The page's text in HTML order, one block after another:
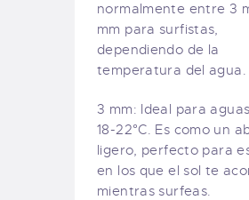
normalmente entre 3
mm para surfistas,
dependiendo de la
temperatura del agua.
3 mm: Ideal para
18-22°C. Es como un
ligero, perfecto para
en los que el sol te
mientras surfeas.